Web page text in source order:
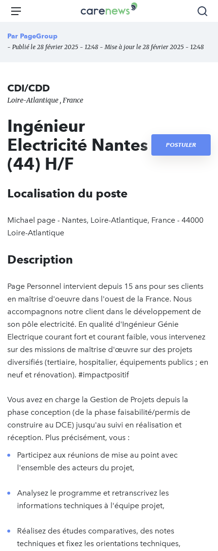
Aller
principal
Carenews,
des
Menu
Par PageGroup
- Publié le 28 février 2025 - 12:48 - Mise à jour le 28 février 2025 - 12:48
CDI/CDD
Loire-Atlantique , France
Ingénieur
Electricité Nantes
(44) H/F
POSTULER
Localisation du poste
Michael page - Nantes, Loire-Atlantique, France - 44000
Loire-Atlantique
Description
Page Personnel intervient depuis 15 ans pour ses clients
en maîtrise d'oeuvre dans l'ouest de la France. Nous
accompagnons notre client dans le développement de
son pôle electricité. En qualité d'Ingénieur Génie
Electrique courant fort et courant faible, vous intervenez
sur des missions de maîtrise d'œuvre sur des projets
diversifiés (tertiaire, hospitalier, équipements publics ; en
neuf et rénovation). #impactpositif
Vous avez en charge la Gestion de Projets depuis la
phase conception (de la phase faisabilité/permis de
construire au DCE) jusqu'au suivi en réalisation et
réception. Plus précisément, vous :
Participez aux réunions de mise au point avec
l'ensemble des acteurs du projet,
Analysez le programme et retranscrivez les
informations techniques à l'équipe projet,
Réalisez des études comparatives, des notes
techniques et fixez les orientations techniques,